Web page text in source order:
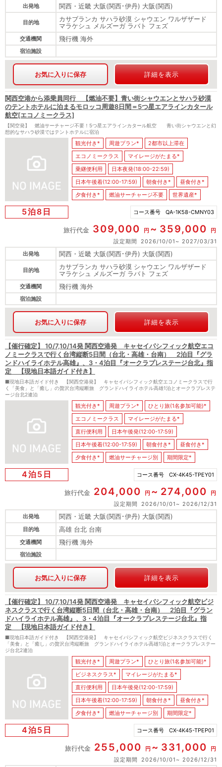
出発地 関西・近畿 大阪(関西･伊丹) 大阪(関西)
目的地
カサブランカ サハラ砂漠 シャウエン ワルザザード
マラケシュ メルズーガ ラバト フェズ
交通機関 飛行機 海外
宿泊施設
お気に入りに保存 詳細を表示
関西空港から添乗員同行 【燃油不要】青い街シャウエンとサハラ砂漠
のテントホテルに泊まるモロッコ周遊8日間＝5つ星エアラインカタール
航空[エコノミークラス]
【関空発】 燃油サーチャージ不要！5つ星エアラインカタール航空 青い街シャウエンと幻
想的なサハラ砂漠ではテントホテルに宿泊
観光付き* 周遊プラン*
2都市以上滞在
エコノミークラス
マイレージがたまる*
乗継便利用
日本夜発(18:00-22:59)
日本午後着(12:00-17:59)
朝食付き*
昼食付き*
夕食付き*
燃油サーチャージ不要 世界遺産*
5泊8日 コース番号 QA-1K58-CMNY03
旅行代金 309,000 円 359,000
円
設定期間
2026/10/01
2027/03/31
出発地
関西・近畿 大阪(関西･伊丹) 大阪(関西)
目的地
カサブランカ サハラ砂漠 シャウエン ワルザザード
マラケシュ メルズーガ ラバト フェズ
交通機関 飛行機 海外
宿泊施設
お気に入りに保存 詳細を表示
【催行確定】 10/7,10/14発 関西空港発 キャセイパシフィック航空エコ
ノミークラスで行く台湾縦断5日間（台北・高雄・台南） 2泊目『グラ
ンドハイライホテル高雄』、3・4泊目『オークラプレステージ台北』指
定 【現地日本語ガイド付き】
■現地日本語ガイド付き 【関西空港発】 キャセイパシフィック航空エコノミークラスで行
く「美食」と「癒し」の贅沢台湾縦断旅 グランドハイライホテル高雄1泊とオークラプレステ
ージ台北2連泊
観光付き* 周遊プラン*
ひとり旅(1名参加可能)*
エコノミークラス
マイレージがたまる*
直行便利用
日本午後発(12:00-17:59)
日本午後着(12:00-17:59)
朝食付き*
昼食付き*
夕食付き*
燃油サーチャージ別 期間限定*
4泊5日 コース番号 CX-4K45-TPEY01
旅行代金 204,000 円 274,000
円
設定期間
2026/10/01
2026/12/31
出発地
関西・近畿 大阪(関西･伊丹) 大阪(関西)
目的地 高雄 台北 台南
交通機関 飛行機 海外
宿泊施設
お気に入りに保存 詳細を表示
【催行確定】 10/7,10/14発 関西空港発 キャセイパシフィック航空ビジ
ネスクラスで行く台湾縦断5日間（台北・高雄・台南） 2泊目『グラン
ドハイライホテル高雄』、3・4泊目『オークラプレステージ台北』指
定 【現地日本語ガイド付き】
■現地日本語ガイド付き 【関西空港発】 キャセイパシフィック航空ビジネスクラスで行く
「美食」と「癒し」の贅沢台湾縦断旅 グランドハイライホテル高雄1泊とオークラプレステー
ジ台北2連泊
観光付き* 周遊プラン*
ひとり旅(1名参加可能)*
ビジネスクラス*
マイレージがたまる*
直行便利用
日本午後発(12:00-17:59)
日本午後着(12:00-17:59)
朝食付き*
昼食付き*
夕食付き*
燃油サーチャージ別 期間限定*
4泊5日 コース番号 CX-4K45-TPEP01
旅行代金 255,000 円 331,000
円
設定期間
2026/10/01
2026/12/31